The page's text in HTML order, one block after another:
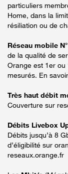
particuliers
Home, dans la
résiliation ou de
Réseau mobile
de la qualité de
Orange est 1er
mesurés. En
Très haut débit
Couverture sur
Débits Livebox
Débits jusqu’à 8
d’éligibilité sur
reseaux.orange.fr